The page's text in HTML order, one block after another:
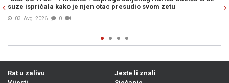
presudio svom zetu
Đorđu Ždrali, ali hapšenje je rizik.
Rat u zalivu
Jeste li znali